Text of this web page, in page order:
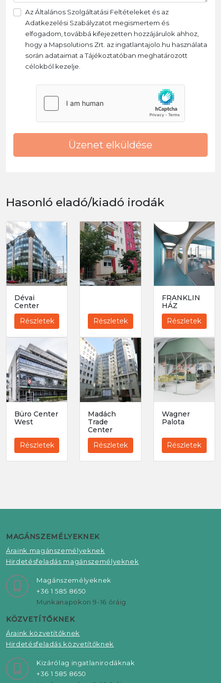
Az Általános Szolgáltatási Feltételeket és az
Adatkezelési Szabályzatot megismertem és
elfogadom, továbbá kifejezetten hozzájárulok ahhoz,
hogy a Mapsolutions Zrt. az ingatlantajolo.hu használata
során adataimat a Tájékoztatóban meghatározott
célokból kezelje.
Üzenet elküldése
Hasonló eladó/kiadó irodák
Dévai
Center
Részletek
Részletek
FRANKLIN
HÁZ
Részletek
Büro Center
West
Részletek
Madách
Trade
Center
Részletek
Wagner
Palota
Részletek
MAGÁNSZEMÉLYEKNEK
Áraink magánszemélyeknek
Hirdetésfeladás magánszemélyeknek
Magánszemélyeknek
+36 1 585 8650
Munkanapokon 9-16 óráig
KÖZVETÍTŐKNEK
Áraink közvetítőknek
Hirdetésfeladás közvetítőknek
Kizárólag ingatlanirodáknak
+36 1 585 8650